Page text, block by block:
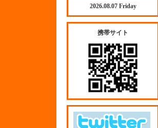
2026.08.07 Friday
携帯サイト